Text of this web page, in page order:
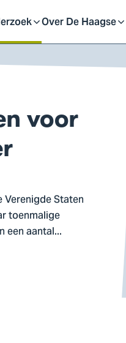
Over De Haagse
Open
sluit
voor
Staten
toenmalige
een aantal...